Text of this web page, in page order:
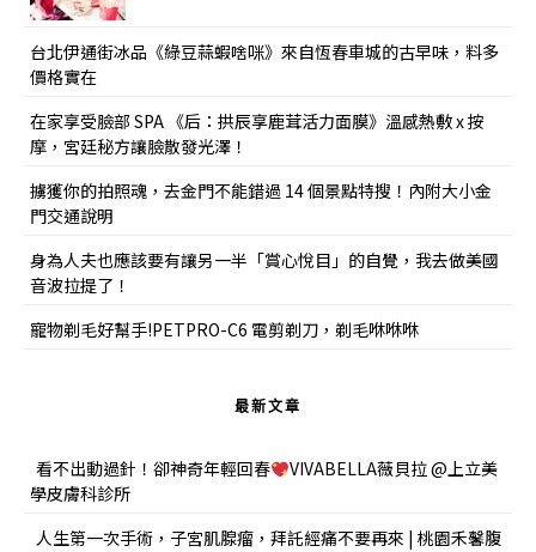
台北伊通街冰品《綠豆蒜蝦啥咪》來自恆春車城的古早味，料多
價格實在
在家享受臉部 SPA 《后：拱辰享鹿茸活力面膜》溫感熱敷 x 按
摩，宮廷秘方讓臉散發光澤！
擄獲你的拍照魂，去金門不能錯過 14 個景點特搜！內附大小金
門交通說明
身為人夫也應該要有讓另一半「賞心悅目」的自覺，我去做美國
音波拉提了！
寵物剃毛好幫手!PETPRO-C6 電剪剃刀，剃毛咻咻咻
最新文章
看不出動過針！卻神奇年輕回春
VIVABELLA薇貝拉 @上立美
學皮膚科診所
人生第一次手術，子宮肌腺瘤，拜託經痛不要再來 | 桃園禾馨腹